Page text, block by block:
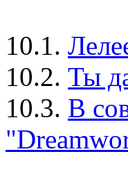
10.1.
10.2. Ты
10.3. В